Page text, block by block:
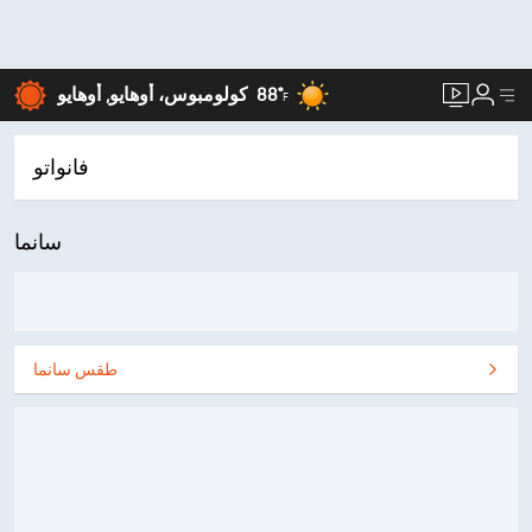
كولومبوس، أوهايو, أوهايو 88°F
فانواتو
سانما
طقس سانما